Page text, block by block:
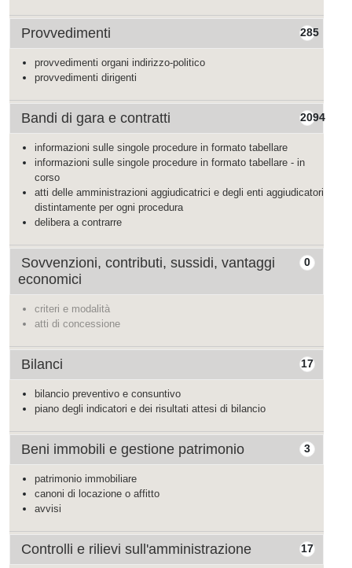
285
Provvedimenti
provvedimenti organi indirizzo-politico
provvedimenti dirigenti
2094
Bandi di gara e contratti
informazioni sulle singole procedure in formato tabellare
informazioni sulle singole procedure in formato tabellare - in
corso
atti delle amministrazioni aggiudicatrici e degli enti aggiudicatori
distintamente per ogni procedura
delibera a contrarre
0
Sovvenzioni, contributi, sussidi, vantaggi
economici
criteri e modalità
atti di concessione
17
Bilanci
bilancio preventivo e consuntivo
piano degli indicatori e dei risultati attesi di bilancio
3
Beni immobili e gestione patrimonio
patrimonio immobiliare
canoni di locazione o affitto
avvisi
17
Controlli e rilievi sull'amministrazione